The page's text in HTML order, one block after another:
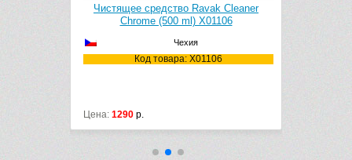
Чистящее средство Ravak Cleaner
Chrome (500 ml) X01106
Чехия
Код товара: X01106
Цена: 1290 р.